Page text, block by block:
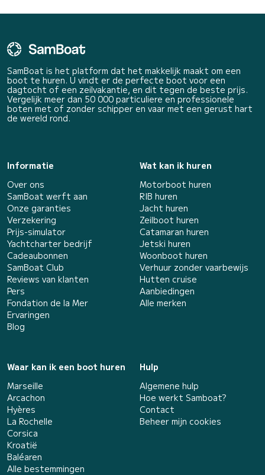
SamBoat is het platform dat het makkelijk maakt om een
boot te huren. U vindt er de perfecte boot voor een
dagtocht of een zeilvakantie, en dit tegen de beste prijs.
Vergelijk meer dan 50 000 particuliere en professionele
boten met of zonder schipper en vaar met een gerust hart
de wereld rond.
Informatie
Over ons
SamBoat werft aan
Onze garanties
Verzekering
Prijs-simulator
Yachtcharter bedrijf
Cadeaubonnen
SamBoat Club
Reviews van klanten
Pers
Fondation de la Mer
Ervaringen
Blog
Wat kan ik huren
Motorboot huren
RIB huren
Jacht huren
Zeilboot huren
Catamaran huren
Jetski huren
Woonboot huren
Verhuur zonder vaarbewijs
Hutten cruise
Aanbiedingen
Alle merken
Waar kan ik een boot huren
Marseille
Arcachon
Hyères
La Rochelle
Corsica
Kroatië
Baléaren
Alle bestemmingen
Hulp
Algemene hulp
Hoe werkt Samboat?
Contact
Beheer mijn cookies